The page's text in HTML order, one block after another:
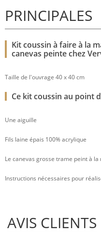
PRINCIPALES
Kit coussin à faire à la
canevas peinte chez
Taille de l'ouvrage 40 x 40 cm
Ce kit coussin au point
Une aiguille
Fils laine épais 100% acrylique
Le canevas grosse trame peint à
Instructions nécessaires pour
AVIS CLIENTS